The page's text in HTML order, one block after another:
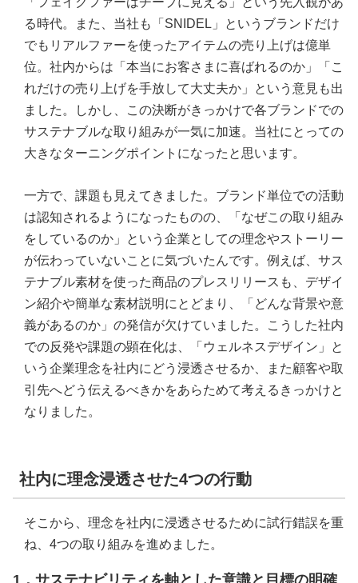
る時代。また、当社も「SNIDEL」というブランドだけ
でもリアルファーを使ったアイテムの売り上げは億単
位。社内からは「本当にお客さまに喜ばれるのか」「こ
れだけの売り上げを手放して大丈夫か」という意見も出
ました。しかし、この決断がきっかけで各ブランドでの
サステナブルな取り組みが一気に加速。当社にとっての
大きなターニングポイントになったと思います。
一方で、課題も見えてきました。ブランド単位での活動
は認知されるようになったものの、「なぜこの取り組み
をしているのか」という企業としての理念やストーリー
が伝わっていないことに気づいたんです。例えば、サス
テナブル素材を使った商品のプレスリリースも、デザイ
ン紹介や簡単な素材説明にとどまり、「どんな背景や意
義があるのか」の発信が欠けていました。こうした社内
での反発や課題の顕在化は、「ウェルネスデザイン」と
いう企業理念を社内にどう浸透させるか、また顧客や取
引先へどう伝えるべきかをあらためて考えるきっかけと
なりました。
社内に理念浸透させた4つの行動
そこから、理念を社内に浸透させるために試行錯誤を重
ね、4つの取り組みを進めました。